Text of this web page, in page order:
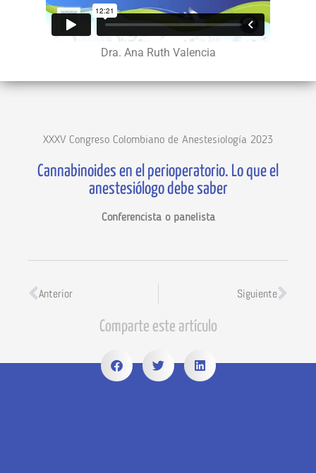
Dra. Ana Ruth Valencia
XXXV Congreso Colombiano de Anestesiología 2023
Cannabinoides en el perioperatorio. Lo que el
anestesiólogo debe saber
Conferencista o panelista
Anterior Siguiente
Comparte este artículo